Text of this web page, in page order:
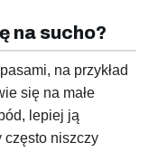
na sucho?
na przykład
się na małe
lepiej ją
często niszczy